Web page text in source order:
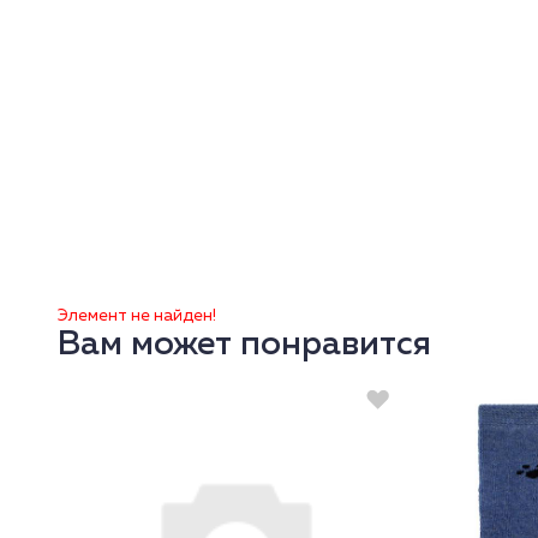
Элемент не найден!
Вам может понравится